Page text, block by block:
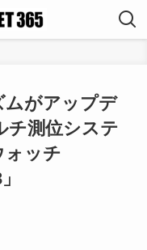
ムがアップデ
チ測位システ
ォッチ